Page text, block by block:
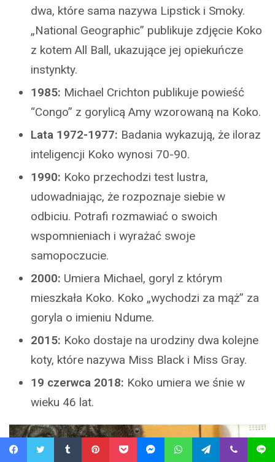
dwa, które sama nazywa Lipstick i Smoky.
„National Geographic” publikuje zdjęcie Koko
z kotem All Ball, ukazujące jej opiekuńcze
instynkty.
1985: Michael Crichton publikuje powieść
“Congo” z gorylicą Amy wzorowaną na Koko.
Lata 1972-1977: Badania wykazują, że iloraz
inteligencji Koko wynosi 70-90.
1990: Koko przechodzi test lustra,
udowadniając, że rozpoznaje siebie w
odbiciu. Potrafi rozmawiać o swoich
wspomnieniach i wyrażać swoje
samopoczucie.
2000: Umiera Michael, goryl z którym
mieszkała Koko. Koko „wychodzi za mąż” za
goryla o imieniu Ndume.
2015: Koko dostaje na urodziny dwa kolejne
koty, które nazywa Miss Black i Miss Gray.
19 czerwca 2018: Koko umiera we śnie w
wieku 46 lat.